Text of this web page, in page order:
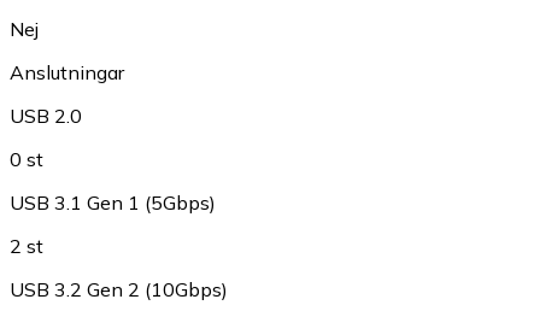
Nej
Anslutningar
USB 2.0
0 st
USB 3.1 Gen 1 (5Gbps)
2 st
USB 3.2 Gen 2 (10Gbps)